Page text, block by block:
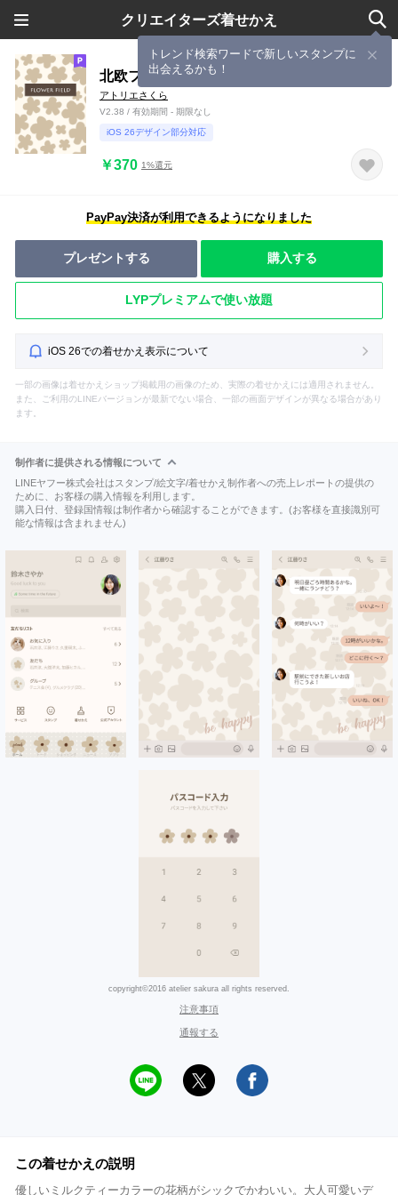
クリエイターズ着せかえ
トレンド検索ワードで新しいスタンプに
出会えるかも！
北欧フラワー・ミルクティー色
アトリエさくら
V2.38 / 有効期間 - 期限なし
iOS 26デザイン部分対応
￥370 1%還元
PayPay決済が利用できるようになりました
プレゼントする 購入する
LYPプレミアムで使い放題
iOS 26での着せかえ表示について
一部の画像は着せかえショップ掲載用の画像のため、実際の着せかえには適用されません。
また、ご利用のLINEバージョンが最新でない場合、一部の画面デザインが異なる場合があり
ます。
制作者に提供される情報について
LINEヤフー株式会社はスタンプ/絵文字/着せかえ制作者への売上レポートの提供の
ために、お客様の購入情報を利用します。
購入日付、登録国情報は制作者から確認することができます。(お客様を直接識別可
能な情報は含まれません)
copyright©2016 atelier sakura all rights reserved.
注意事項
通報する
この着せかえの説明
優しいミルクティーカラーの花柄がシックでかわいい。大人可愛いデ